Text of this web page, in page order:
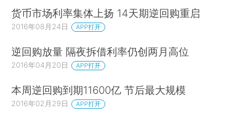
货币市场利率集体上扬 14天期逆回购重启
2016年08月24日 APP打开
逆回购放量 隔夜拆借利率仍创两月高位
2016年04月20日 APP打开
本周逆回购到期11600亿 节后最大规模
2016年02月29日 APP打开